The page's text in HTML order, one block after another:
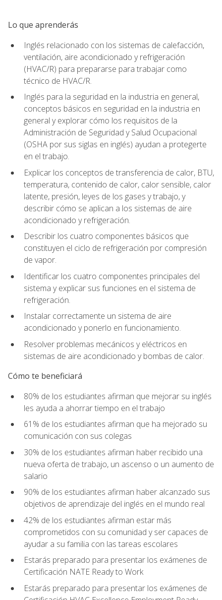
Lo que aprenderás
Inglés relacionado con los sistemas de calefacción,
ventilación, aire acondicionado y refrigeración
(HVAC/R) para prepararse para trabajar como
técnico de HVAC/R.
Inglés para la seguridad en la industria en general,
conceptos básicos en seguridad en la industria en
general y explorar cómo los requisitos de la
Administración de Seguridad y Salud Ocupacional
(OSHA por sus siglas en inglés) ayudan a protegerte
en el trabajo.
Explicar los conceptos de transferencia de calor, BTU,
temperatura, contenido de calor, calor sensible, calor
latente, presión, leyes de los gases y trabajo, y
describir cómo se aplican a los sistemas de aire
acondicionado y refrigeración.
Describir los cuatro componentes básicos que
constituyen el ciclo de refrigeración por compresión
de vapor.
Identificar los cuatro componentes principales del
sistema y explicar sus funciones en el sistema de
refrigeración.
Instalar correctamente un sistema de aire
acondicionado y ponerlo en funcionamiento.
Resolver problemas mecánicos y eléctricos en
sistemas de aire acondicionado y bombas de calor.
Cómo te beneficiará
80% de los estudiantes afirman que mejorar su inglés
les ayuda a ahorrar tiempo en el trabajo
61% de los estudiantes afirman que ha mejorado su
comunicación con sus colegas
30% de los estudiantes afirman haber recibido una
nueva oferta de trabajo, un ascenso o un aumento de
salario
90% de los estudiantes afirman haber alcanzado sus
objetivos de aprendizaje del inglés en el mundo real
42% de los estudiantes afirman estar más
comprometidos con su comunidad y ser capaces de
ayudar a su familia con las tareas escolares
Estarás preparado para presentar los exámenes de
Certificación NATE Ready to Work
Estarás preparado para presentar los exámenes de